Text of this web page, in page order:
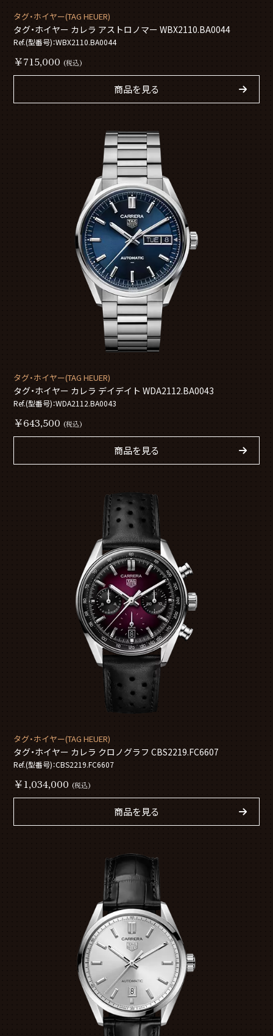
タグ・ホイヤー(TAG HEUER)
タグ・ホイヤー カレラ アストロノマー WBX2110.BA0044
Ref.(型番号)：WBX2110.BA0044
￥715,000 (税込)
商品を見る
タグ・ホイヤー(TAG HEUER)
タグ・ホイヤー カレラ デイデイト WDA2112.BA0043
Ref.(型番号)：WDA2112.BA0043
￥643,500 (税込)
商品を見る
タグ・ホイヤー(TAG HEUER)
タグ・ホイヤー カレラ クロノグラフ CBS2219.FC6607
Ref.(型番号)：CBS2219.FC6607
￥1,034,000 (税込)
商品を見る